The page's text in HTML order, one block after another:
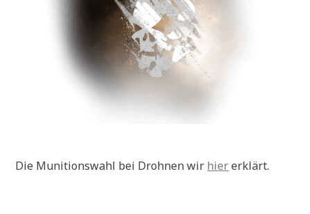
Die Munitionswahl bei Drohnen wir hiererklärt.